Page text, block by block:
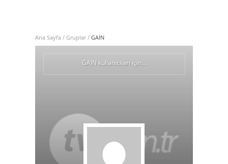
Ana Sayfa / Gruplar / GAİN
GAİN kullanıcıları için…